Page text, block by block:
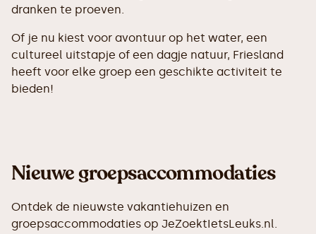
dranken te proeven.
Of je nu kiest voor avontuur op het water, een
cultureel uitstapje of een dagje natuur, Friesland
heeft voor elke groep een geschikte activiteit te
bieden!
Nieuwe groepsaccommodaties
Ontdek de nieuwste vakantiehuizen en
groepsaccommodaties op JeZoektIetsLeuks.nl.